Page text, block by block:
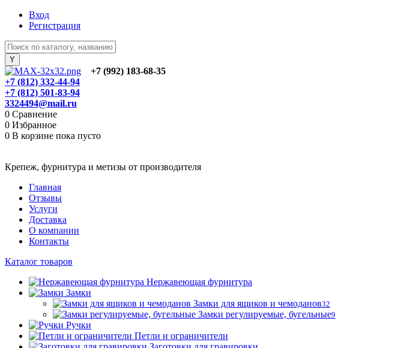
Вход
Регистрация
+7 (992) 183-68-35
+7 (812) 332-44-94
+7 (812) 501-83-94
3324494@mail.ru
0 Сравнение
0 Избранное
0 В корзине пока пусто
Крепеж, фурнитура и метизы от производителя
Главная
Отзывы
Услуги
Доставка
О компании
Контакты
Каталог товаров
Нержавеющая фурнитура
Замки
Замки для ящиков и чемоданов32
Замки регулируемые, бугельные9
Ручки
Петли и ограничители